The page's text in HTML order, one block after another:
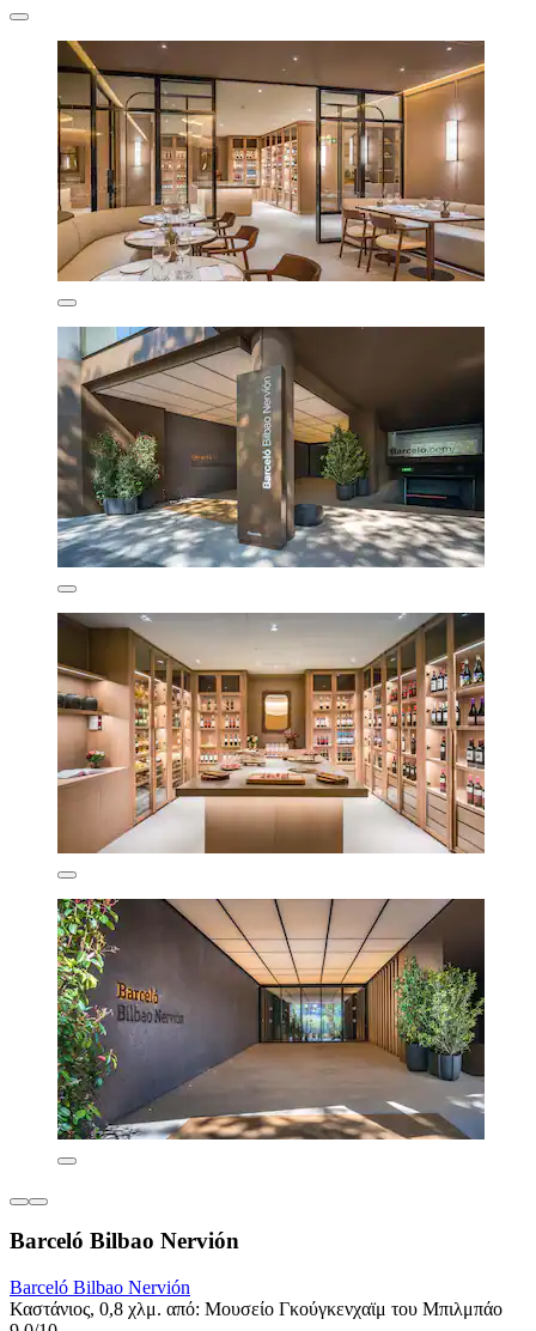
Barceló Bilbao Nervión
Barceló Bilbao Nervión
Καστάνιος, 0,8 χλμ. από: Μουσείο Γκούγκενχαϊμ του Μπιλμπάο